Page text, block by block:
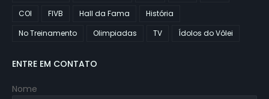
COI
FIVB Hall da Fama
História
No Treinamento
Olimpiadas TV Ídolos do Vôlei
ENTRE EM CONTATO
Nome